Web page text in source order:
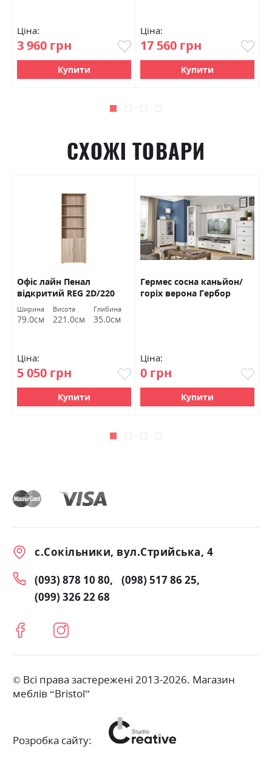
Ціна:
3 960 грн
Купити
Ціна:
17 560 грн
Купити
СХОЖІ ТОВАРИ
Офіс лайн Пенал
відкритий REG 2D/220
Гербор
Ширина
79.0см
Висота
221.0см
Глибина
35.0см
Ціна:
5 050 грн
Купити
Гермес сосна каньйон/
горіх верона Гербор
Ціна:
0 грн
Купити
с.Сокільники, вул.Стрийська, 4
(093) 878 10 80
(098) 517 86 25
(099) 326 22 68
© Всі права застережені 2013-2026. Магазин
меблів “Bristol”
Розробка сайту: